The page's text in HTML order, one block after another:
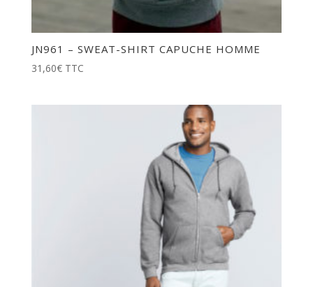
JN961 – SWEAT-SHIRT CAPUCHE HOMME
31,60€ TTC